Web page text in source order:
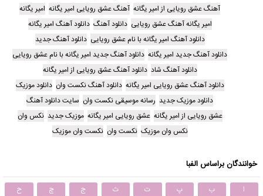
آهنگ عشق رویایی از امیر یگانه آهنگ عشق رویایی امیر یگانه امیر یگانه
امیر یگانه آهنگ عشق رویایی دانلود آهنگ دانلود آهنگ امیر یگانه
دانلود آهنگ امیر یگانه با نام عشق رویایی دانلود آهنگ جدید
دانلود آهنگ جدید امیر یگانه دانلود آهنگ جدید امیر یگانه با نام عشق رویایی
دانلود آهنگ شاد دانلود آهنگ عشق رویایی از امیر یگانه
دانلود آهنگ عشق رویایی امیر یگانه دانلود آهنگ نکست وان دانلود موزیک
دانلود موزیک جدید رسانه موسیقی نکست وان سایت دانلود آهنگ
عشق رویایی از امیر یگانه عشق رویایی امیر یگانه موزیک جدید نکس وان
نکس وان موزیک نکست وان نکست وان موزیک
خوانندگان براساس الفبا
ا ب پ ت ث ج چ
ح